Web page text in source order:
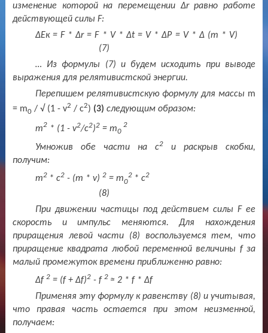
изменение которой на перемещении Δrравно работе
действующей силы F:
ΔEк = F* Δr=F * V* Δt= V* ΔP= V* Δ (m * V)
(7)
… Из формулы (7) и будем исходить при выводе
выражения для релятивистской энергии.
Перепишем релятивистскую формулу для массы m
= m0/ √ (1 - v2 / с2) (3) следующим образом:
m2 * (1 - v2/c2)2 = m0
2
Умножив обе части на с2
и раскрыв скобки,
получим:
m2 * c2 - (m * v) 2 = m0
2 *c2
(8)
При движении частицы под действием силы F ее
скорость и импульс меняются. Для нахождения
приращения левой части (8) воспользуемся тем, что
приращение квадрата любой переменной величины fза
малый промежуток времени приближенно равно:
Δf 2 = (f+ Δf)2 - f 2 ≈ 2 * f* Δf
Применяя эту формулу к равенству (8) и учитывая,
что правая часть остается при этом неизменной,
получаем: